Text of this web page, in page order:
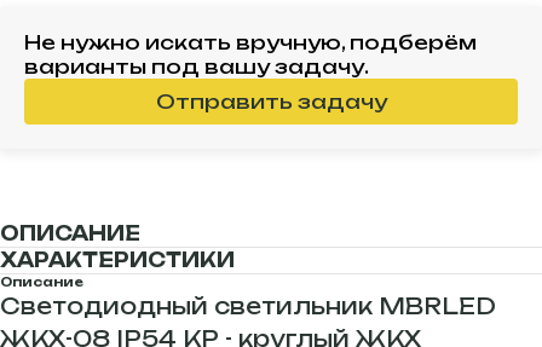
Не нужно искать вручную, подберём
варианты под вашу задачу.
Отправить задачу
ОПИСАНИЕ
ХАРАКТЕРИСТИКИ
Описание
Светодиодный светильник MBRLED
ЖКХ-08 IP54 КР - круглый ЖКХ